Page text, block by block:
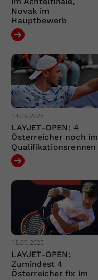
Novak im
Hauptbewerb
14.09.2025
LAYJET-OPEN: 4
Österreicher noch im
Qualifikationsrennen
13.09.2025
LAYJET-OPEN:
Zumindest 4
Österreicher fix im